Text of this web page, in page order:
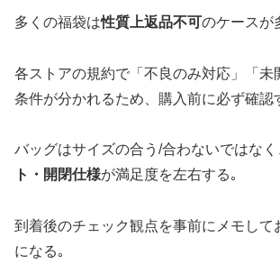
多くの福袋は性質上返品不可のケースが
各ストアの規約で「不良のみ対応」「未
条件が分かれるため、購入前に必ず確認
バッグはサイズの合う/合わないではなく
ト・開閉仕様が満足度を左右する｡
到着後のチェック観点を事前にメモして
になる｡